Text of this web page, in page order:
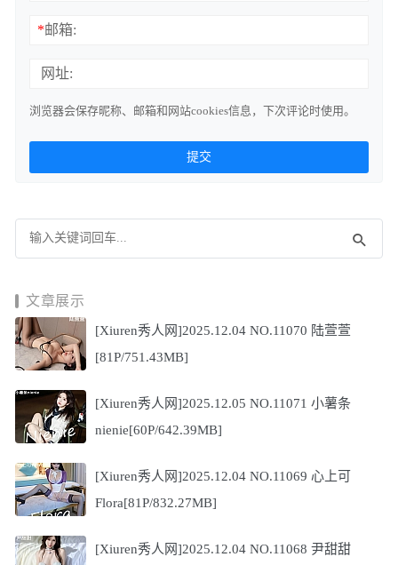
*邮箱:
网址:
浏览器会保存昵称、邮箱和网站cookies信息，下次评论时使用。
文章展示
[Xiuren秀人网]2025.12.04 NO.11070 陆萱萱
[81P/751.43MB]
[Xiuren秀人网]2025.12.05 NO.11071 小薯条
nienie[60P/642.39MB]
[Xiuren秀人网]2025.12.04 NO.11069 心上可
Flora[81P/832.27MB]
[Xiuren秀人网]2025.12.04 NO.11068 尹甜甜